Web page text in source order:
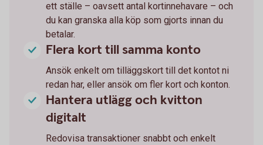
ett ställe – oavsett antal kortinnehavare – och
du kan granska alla köp som gjorts innan du
betalar.
Flera kort till samma konto
Ansök enkelt om tilläggskort till det kontot ni
redan har, eller ansök om fler kort och konton.
Hantera utlägg och kvitton
digitalt
Redovisa transaktioner snabbt och enkelt